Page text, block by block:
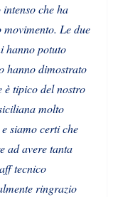
che ha
Le due
hanno potuto
hanno dimostrato
è tipico del nostro
molto
siamo certi che
ad avere tanta
tecnico
ringrazio